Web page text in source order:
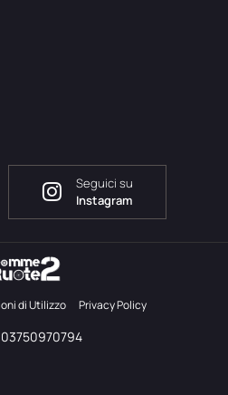
Seguici su
Instagram
di Utilizzo Privacy Policy
03750970794